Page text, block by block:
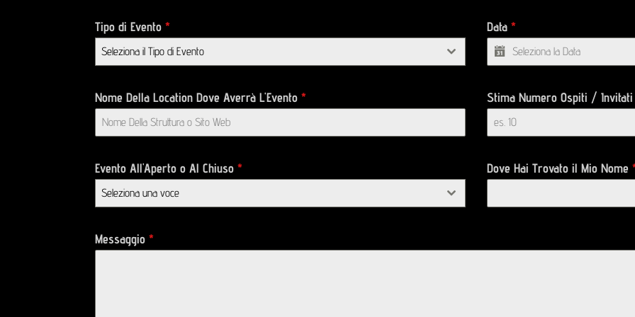
Tipo di Evento*
Seleziona il Tipo di Evento
Data *
Nome Della Location Dove Averrà L'Evento* Stima Numero Ospiti / Invitati
Evento All'Aperto o Al Chiuso*
Seleziona una voce
Dove Hai Trovato il Mio Nome
Messaggio*